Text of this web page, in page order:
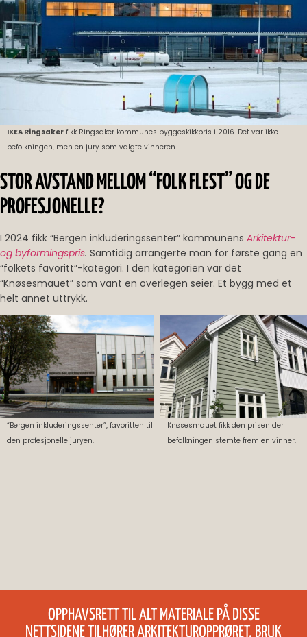
IKEA Ringsaker fikk Ringsaker kommunes byggeskikkpris i 2016. Det var ikke
befolkningen, men en jury som valgte vinneren.
STOR AVSTAND MELLOM “FOLK FLEST” OG DE
PROFESJONELLE?
I 2024 fikk “Bergen inkluderingssenter” kommunens Arkitektur-
og byformingspris. Samtidig arrangerte man for første gang en
“folkets favoritt”-kategori. I den kategorien var det
“Knøsesmauet” som vant en overlegen seier. Et bygg med et
helt annet uttrykk.
“Bergen inkluderingssenter”, favoritten til
den profesjonelle juryen.
Knøsesmauet fikk den prisen der
befolkningen stemte frem en vinner.
OPPHAVSRETT TIL ALT MATERIALE PÅ DISSE
NETTSIDENE TILHØRER ARKITEKTUROPPRØRET. BRUK